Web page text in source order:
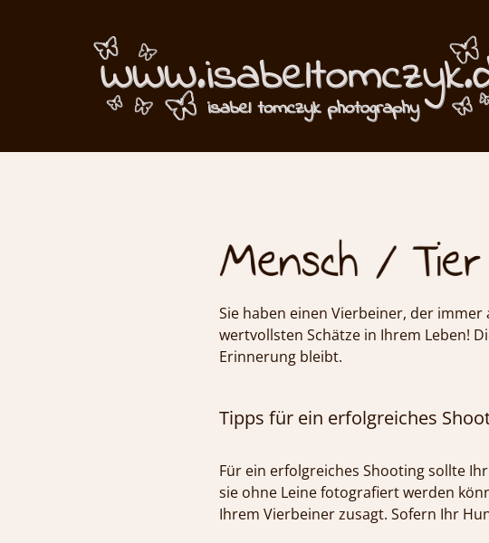
Portfolio Mensch
Sie haben einen Vierbeiner, der
wertvollsten Schätze in Ihrem Leben!
Erinnerung bleibt.
Tipps für ein erfolgreiches
Für ein erfolgreiches Shooting sollte
sie ohne Leine fotografiert werden
Ihrem Vierbeiner zusagt. Sofern Ihr